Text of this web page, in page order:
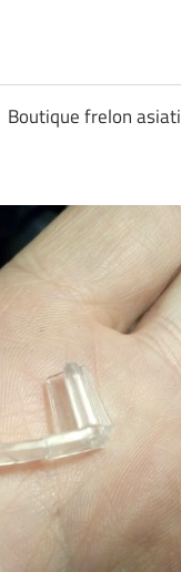
Boutique frelon